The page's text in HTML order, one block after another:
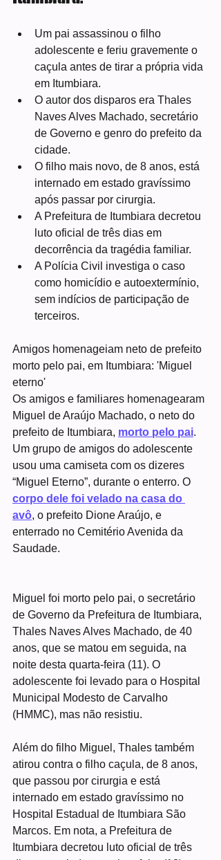
Um pai assassinou o filho
adolescente e feriu gravemente o
caçula antes de tirar a própria vida
em Itumbiara.
O autor dos disparos era Thales
Naves Alves Machado, secretário
de Governo e genro do prefeito da
cidade.
O filho mais novo, de 8 anos, está
internado em estado gravíssimo
após passar por cirurgia.
A Prefeitura de Itumbiara decretou
luto oficial de três dias em
decorrência da tragédia familiar.
A Polícia Civil investiga o caso
como homicídio e autoextermínio,
sem indícios de participação de
terceiros.
Amigos homenageiam neto de prefeito
morto pelo pai, em Itumbiara: 'Miguel
eterno'
Os amigos e familiares homenagearam
Miguel de Araújo Machado, o neto do
prefeito de Itumbiara, morto pelo pai.
Um grupo de amigos do adolescente
usou uma camiseta com os dizeres
“Miguel Eterno”, durante o enterro. O
corpo dele foi velado na casa do
avô, o prefeito Dione Araújo, e
enterrado no Cemitério Avenida da
Saudade.
Miguel foi morto pelo pai, o secretário
de Governo da Prefeitura de Itumbiara,
Thales Naves Alves Machado, de 40
anos, que se matou em seguida, na
noite desta quarta-feira (11). O
adolescente foi levado para o Hospital
Municipal Modesto de Carvalho
(HMMC), mas não resistiu.
Além do filho Miguel, Thales também
atirou contra o filho caçula, de 8 anos,
que passou por cirurgia e está
internado em estado gravíssimo no
Hospital Estadual de Itumbiara São
Marcos. Em nota, a Prefeitura de
Itumbiara decretou luto oficial de três